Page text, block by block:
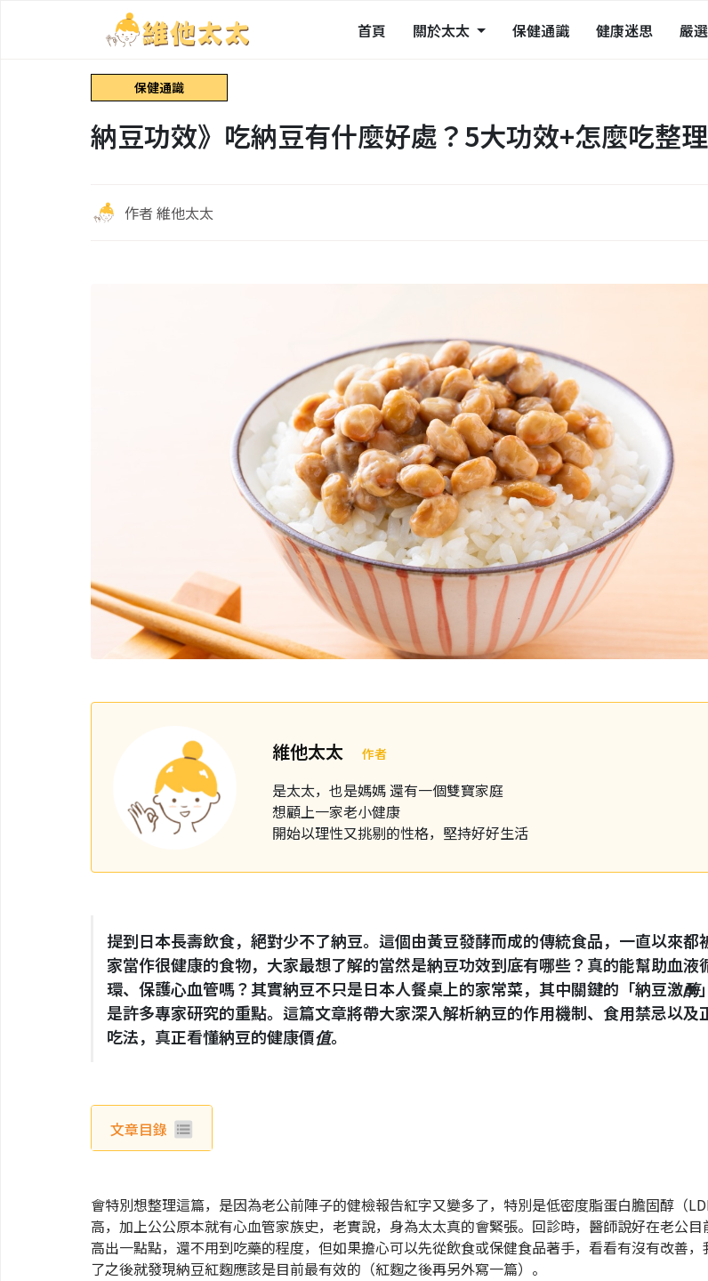
首頁 關於太太 保健通識 健康迷思 嚴
保健通識
納豆功效》吃納豆有什麼好處？5大功效+怎麼吃整理
作者 維他太太
維他太太 作者
是太太，也是媽媽 還有一個雙寶家庭
想顧上一家老小健康
開始以理性又挑剔的性格，堅持好好生活
提到日本長壽飲食，絕對少不了納豆。這個由黃豆發酵而成的傳統食品，一直以來都
家當作很健康的食物，大家最想了解的當然是納豆功效到底有哪些？真的能幫助血液
環、保護心血管嗎？其實納豆不只是日本人餐桌上的家常菜，其中關鍵的「納豆激酶
是許多專家研究的重點。這篇文章將帶大家深入解析納豆的作用機制、食用禁忌以及
吃法，真正看懂納豆的健康價值。
文章目錄
會特別想整理這篇，是因為老公前陣子的健檢報告紅字又變多了，特別是低密度脂蛋白膽固醇（
高，加上公公原本就有心血管家族史，老實說，身為太太真的會緊張。回診時，醫師說好在老公目
高出一點點，還不用到吃藥的程度，但如果擔心可以先從飲食或保健食品著手，看看有沒有改善，
了之後就發現納豆紅麴應該是目前最有效的（紅麴之後再另外寫一篇）。